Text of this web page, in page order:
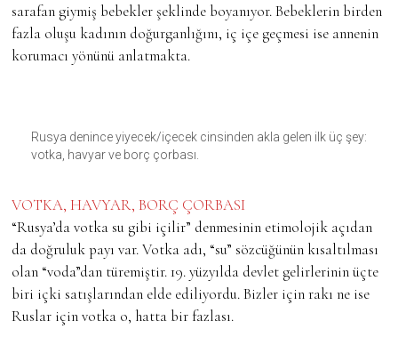
sarafan giymiş bebekler şeklinde boyanıyor. Bebeklerin birden
fazla oluşu kadının doğurganlığını, iç içe geçmesi ise annenin
korumacı yönünü anlatmakta.
Rusya denince yiyecek/içecek cinsinden akla gelen ilk üç şey:
votka, havyar ve borç çorbası.
VOTKA, HAVYAR, BORÇ ÇORBASI
“Rusya’da votka su gibi içilir” denmesinin etimolojik açıdan
da doğruluk payı var. Votka adı, “su” sözcüğünün kısaltılması
olan “voda”dan türemiştir. 19. yüzyılda devlet gelirlerinin üçte
biri içki satışlarından elde ediliyordu. Bizler için rakı ne ise
Ruslar için votka o, hatta bir fazlası.